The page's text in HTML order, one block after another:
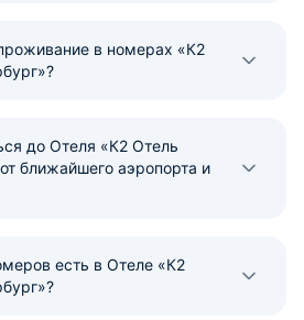
в номерах «К2
до Отеля «К2 Отель
ближайшего аэропорта и
есть в Отеле «К2